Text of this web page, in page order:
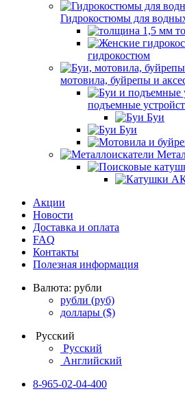
Гидрокостюмы для
гидрокостюм
мотовила, буйрепы и
подъемные
Буи
Буи
Акции
Новости
Доставка и оплата
FAQ
Контакты
Полезная информация
Валюта: рубли
рубли (руб)
доллары ($)
Русский
Русский
Английский
8-965-02-04-400